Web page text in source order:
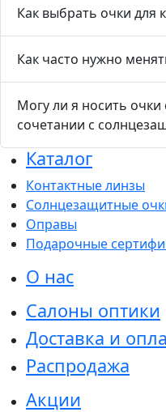
Как выбрать очки для
Как часто нужно
Могу ли я носить
сочетании с
Каталог
Контактные линзы
Солнцезащитные
Оправы
Подарочные
О нас
Салоны оптики
Доставка и
Распродажа
Акции